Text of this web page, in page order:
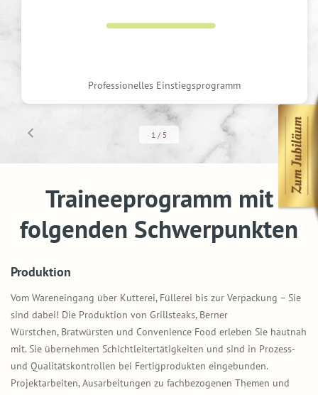
Persönliches Coaching und intensive Betreuung
1 / 5
Traineeprogramm mit
folgenden Schwerpunkten
Produktion
Vom Wareneingang über Kutterei, Füllerei bis zur Verpackung – Sie
sind dabei! Die Produktion von Grillsteaks, Berner
Würstchen, Bratwürsten und Convenience Food erleben Sie hautnah
mit. Sie übernehmen Schichtleitertätigkeiten und sind in Prozess-
und Qualitätskontrollen bei Fertigprodukten eingebunden.
Projektarbeiten, Ausarbeitungen zu fachbezogenen Themen und